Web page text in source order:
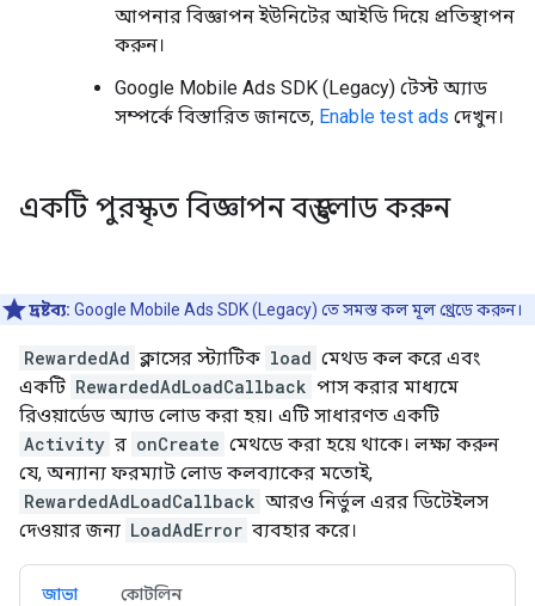
আপনার বিজ্ঞাপন ইউনিটের আইডি দিয়ে প্রতিস্থাপন
করুন।
Google Mobile Ads SDK (Legacy) টেস্ট অ্যাড
সম্পর্কে বিস্তারিত জানতে, Enable test ads দেখুন।
একটি পুরস্কৃত বিজ্ঞাপন বস্তু লোড করুন
দ্রষ্টব্য: Google Mobile Ads SDK (Legacy) তে সমস্ত কল মূল থ্রেডে করুন।
RewardedAd ক্লাসের স্ট্যাটিক load মেথড কল করে এবং
একটি RewardedAdLoadCallback পাস করার মাধ্যমে
রিওয়ার্ডেড অ্যাড লোড করা হয়। এটি সাধারণত একটি
Activity র onCreate মেথডে করা হয়ে থাকে। লক্ষ্য করুন
যে, অন্যান্য ফরম্যাট লোড কলব্যাকের মতোই,
RewardedAdLoadCallback আরও নির্ভুল এরর ডিটেইলস
দেওয়ার জন্য LoadAdError ব্যবহার করে।
জাভা কোটলিন